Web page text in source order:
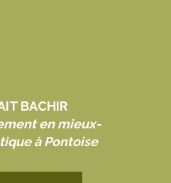
BACHIR
en mieux-
à Pontoise